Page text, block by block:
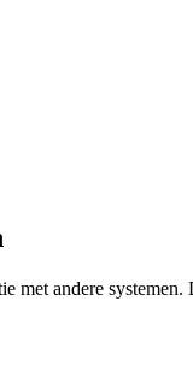
met andere